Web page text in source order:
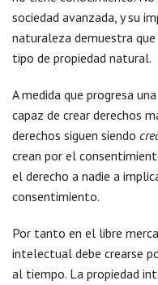
sociedad avanzada, y su
naturaleza demuestra
tipo de propiedad natural.
A medida que progresa
capaz de crear derechos
derechos siguen siendo
crean por el
el derecho a nadie a
consentimiento.
Por tanto en el libre
intelectual debe crearse
al tiempo. La propiedad